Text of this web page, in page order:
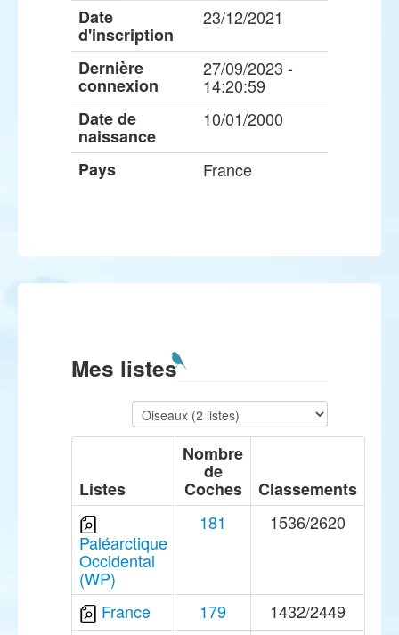
Date
d'inscription
23/12/2021
Dernière
connexion
27/09/2023 -
14:20:59
Date de
naissance
10/01/2000
Pays France
Mes listes
Listes
Nombre
de
Coches Classements
Paléarctique
Occidental
(WP)
181 1536/2620
France 179 1432/2449